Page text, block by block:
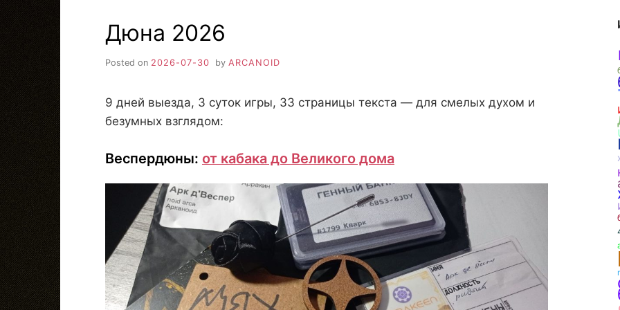
Дюна 2026
Posted on 2026-07-30 by ARCANOID
9 дней выезда, 3 суток игры, 33 страницы текста — для смелых духом и
безумных взглядом:
Веспердюны: от кабака до Великого дома